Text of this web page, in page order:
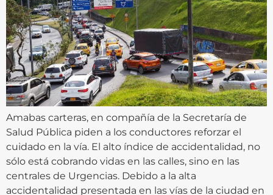
Amabas carteras, en compañía de la Secretaría de
Salud Pública piden a los conductores reforzar el
cuidado en la vía. El alto índice de accidentalidad, no
sólo está cobrando vidas en las calles, sino en las
centrales de Urgencias. Debido a la alta
accidentalidad presentada en las vías de la ciudad en